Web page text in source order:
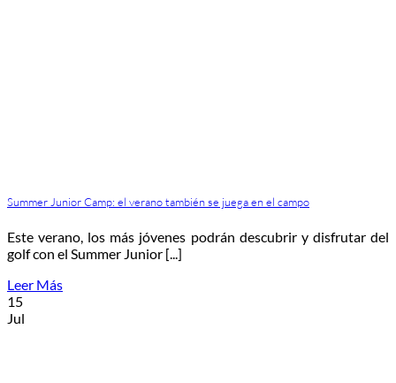
Summer Junior Camp: el verano también se juega en el campo
Este verano, los más jóvenes podrán descubrir y disfrutar del
golf con el Summer Junior [...]
Leer Más
15
Jul